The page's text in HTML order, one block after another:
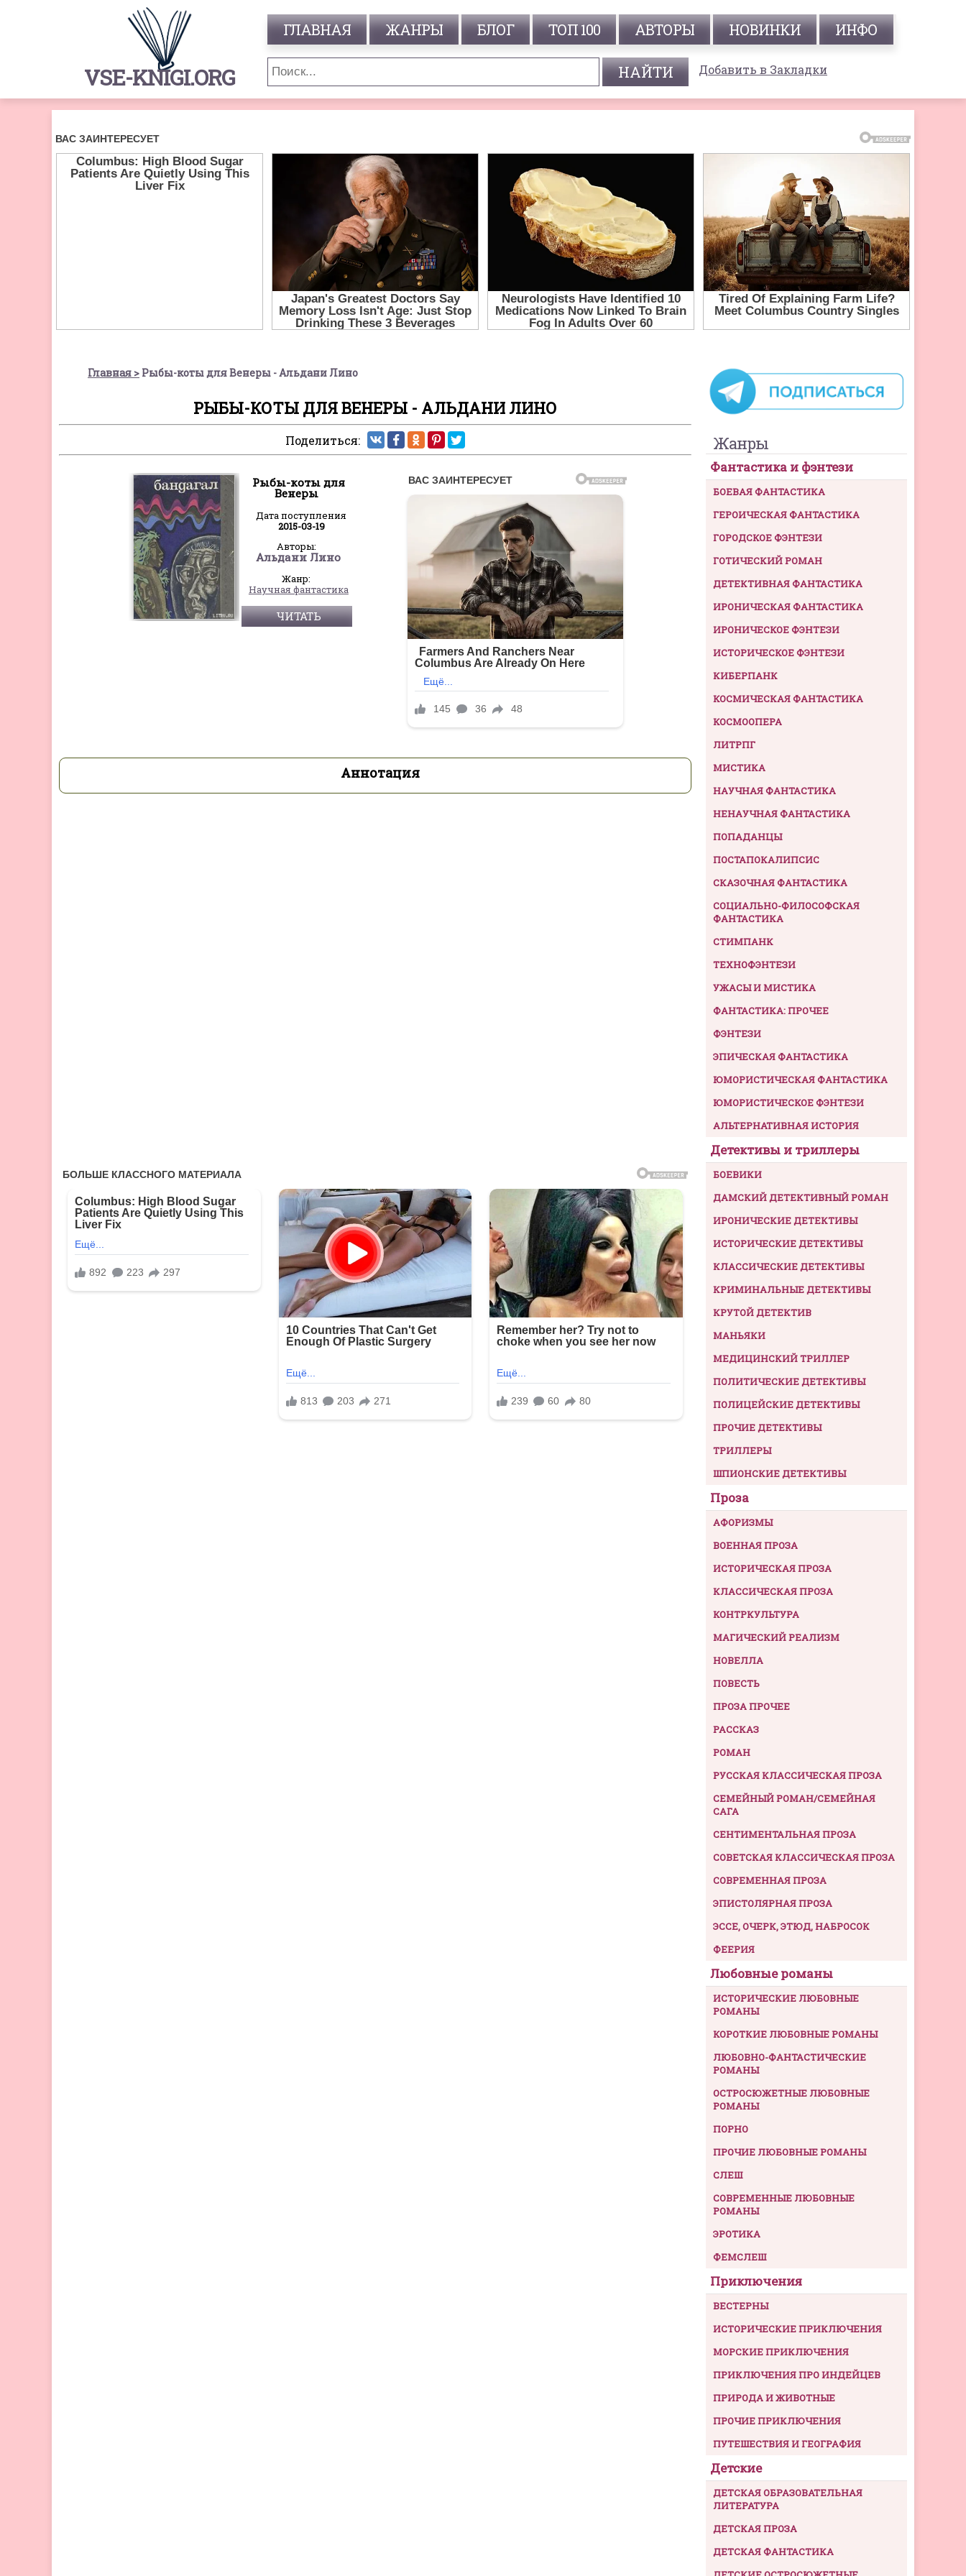
VSE-KNIGI.ORG
ГЛАВНАЯ ЖАНРЫ БЛОГ ТОП 100 АВТОРЫ НОВИНКИ ИНФО
Добавить в Закладки
Главная Рыбы-коты для Венеры - Альдани Лино
РЫБЫ-КОТЫ ДЛЯ ВЕНЕРЫ - АЛЬДАНИ ЛИНО
Поделиться:
Рыбы-коты для
Венеры
Дата поступления
2015-03-19
Авторы:
Альдани Лино
Жанр:
Научная фантастика
ЧИТАТЬ
Аннотация
Жанры
Фантастика и фэнтези
БОЕВАЯ ФАНТАСТИКА
ГЕРОИЧЕСКАЯ ФАНТАСТИКА
ГОРОДСКОЕ ФЭНТЕЗИ
ГОТИЧЕСКИЙ РОМАН
ДЕТЕКТИВНАЯ ФАНТАСТИКА
ИРОНИЧЕСКАЯ ФАНТАСТИКА
ИРОНИЧЕСКОЕ ФЭНТЕЗИ
ИСТОРИЧЕСКОЕ ФЭНТЕЗИ
КИБЕРПАНК
КОСМИЧЕСКАЯ ФАНТАСТИКА
КОСМООПЕРА
ЛИТРПГ
МИСТИКА
НАУЧНАЯ ФАНТАСТИКА
НЕНАУЧНАЯ ФАНТАСТИКА
ПОПАДАНЦЫ
ПОСТАПОКАЛИПСИС
СКАЗОЧНАЯ ФАНТАСТИКА
СОЦИАЛЬНО-ФИЛОСОФСКАЯ
ФАНТАСТИКА
СТИМПАНК
ТЕХНОФЭНТЕЗИ
УЖАСЫ И МИСТИКА
ФАНТАСТИКА: ПРОЧЕЕ
ФЭНТЕЗИ
ЭПИЧЕСКАЯ ФАНТАСТИКА
ЮМОРИСТИЧЕСКАЯ ФАНТАСТИКА
ЮМОРИСТИЧЕСКОЕ ФЭНТЕЗИ
АЛЬТЕРНАТИВНАЯ ИСТОРИЯ
Детективы и триллеры
БОЕВИКИ
ДАМСКИЙ ДЕТЕКТИВНЫЙ РОМАН
ИРОНИЧЕСКИЕ ДЕТЕКТИВЫ
ИСТОРИЧЕСКИЕ ДЕТЕКТИВЫ
КЛАССИЧЕСКИЕ ДЕТЕКТИВЫ
КРИМИНАЛЬНЫЕ ДЕТЕКТИВЫ
КРУТОЙ ДЕТЕКТИВ
МАНЬЯКИ
МЕДИЦИНСКИЙ ТРИЛЛЕР
ПОЛИТИЧЕСКИЕ ДЕТЕКТИВЫ
ПОЛИЦЕЙСКИЕ ДЕТЕКТИВЫ
ПРОЧИЕ ДЕТЕКТИВЫ
ТРИЛЛЕРЫ
ШПИОНСКИЕ ДЕТЕКТИВЫ
Проза
АФОРИЗМЫ
ВОЕННАЯ ПРОЗА
ИСТОРИЧЕСКАЯ ПРОЗА
КЛАССИЧЕСКАЯ ПРОЗА
КОНТРКУЛЬТУРА
МАГИЧЕСКИЙ РЕАЛИЗМ
НОВЕЛЛА
ПОВЕСТЬ
ПРОЗА ПРОЧЕЕ
РАССКАЗ
РОМАН
РУССКАЯ КЛАССИЧЕСКАЯ ПРОЗА
СЕМЕЙНЫЙ РОМАН/СЕМЕЙНАЯ
САГА
СЕНТИМЕНТАЛЬНАЯ ПРОЗА
СОВЕТСКАЯ КЛАССИЧЕСКАЯ ПРОЗА
СОВРЕМЕННАЯ ПРОЗА
ЭПИСТОЛЯРНАЯ ПРОЗА
ЭССЕ, ОЧЕРК, ЭТЮД, НАБРОСОК
ФЕЕРИЯ
Любовные романы
ИСТОРИЧЕСКИЕ ЛЮБОВНЫЕ
РОМАНЫ
КОРОТКИЕ ЛЮБОВНЫЕ РОМАНЫ
ЛЮБОВНО-ФАНТАСТИЧЕСКИЕ
РОМАНЫ
ОСТРОСЮЖЕТНЫЕ ЛЮБОВНЫЕ
РОМАНЫ
ПОРНО
ПРОЧИЕ ЛЮБОВНЫЕ РОМАНЫ
СЛЕШ
СОВРЕМЕННЫЕ ЛЮБОВНЫЕ
РОМАНЫ
ЭРОТИКА
ФЕМСЛЕШ
Приключения
ВЕСТЕРНЫ
ИСТОРИЧЕСКИЕ ПРИКЛЮЧЕНИЯ
МОРСКИЕ ПРИКЛЮЧЕНИЯ
ПРИКЛЮЧЕНИЯ ПРО ИНДЕЙЦЕВ
ПРИРОДА И ЖИВОТНЫЕ
ПРОЧИЕ ПРИКЛЮЧЕНИЯ
ПУТЕШЕСТВИЯ И ГЕОГРАФИЯ
Детские
ДЕТСКАЯ ОБРАЗОВАТЕЛЬНАЯ
ЛИТЕРАТУРА
ДЕТСКАЯ ПРОЗА
ДЕТСКАЯ ФАНТАСТИКА